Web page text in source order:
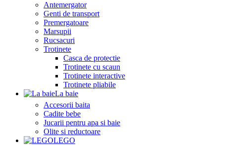
Antemergator
Genti de transport
Premergatoare
Marsupii
Rucsacuri
Trotinete
Casca de protectie
Trotinete cu scaun
Trotinete interactive
Trotinete pliabile
La baie
Accesorii baita
Cadite bebe
Jucarii pentru apa si baie
Olite si reductoare
LEGO